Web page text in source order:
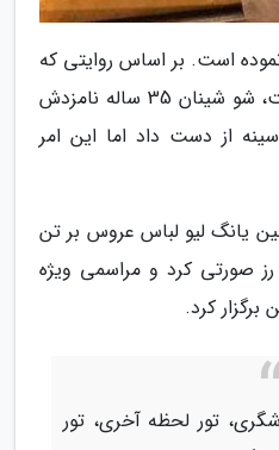
است. بر اساس روایتی که
این رسانه مخابره نموده است، شو شینان 35 ساله نامزدش
از دست داد اما این امر
یانگ لیو لباس عروس بر تن
صورتی کرد و مراسمی ویژه
کرد.
تور لحظه آخری، تور